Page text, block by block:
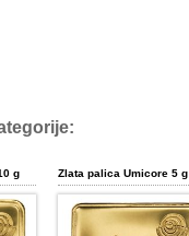
g Zlata palica Umicore 5 g